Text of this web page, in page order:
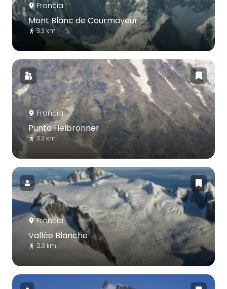
Francia
Mont Blanc de Courmayeur
3.3 km
Francia
Punta Helbronner
3.3 km
Francia
Vallée Blanche
2.3 km